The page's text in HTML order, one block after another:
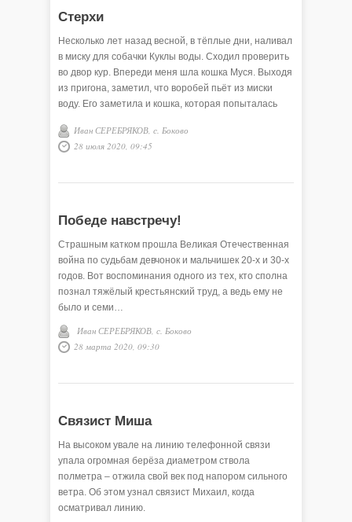
Стерхи
Несколько лет назад весной, в тёплые дни, наливал
в миску для собачки Куклы воды. Сходил проверить
во двор кур. Впереди меня шла кошка Муся. Выходя
из пригона, заметил, что воробей пьёт из миски
воду. Его заметила и кошка, которая попыталась
Иван СЕРЕБРЯКОВ, с. Боково
28 июля 2020, 09:45
Победе навстречу!
Страшным катком прошла Великая Отечественная
война по судьбам девчонок и мальчишек 20-х и 30-х
годов. Вот воспоминания одного из тех, кто сполна
познал тяжёлый крестьянский труд, а ведь ему не
было и семи…
Иван СЕРЕБРЯКОВ, с. Боково
28 марта 2020, 09:30
Связист Миша
На высоком увале на линию телефонной связи
упала огромная берёза диаметром ствола
полметра – отжила свой век под напором сильного
ветра. Об этом узнал связист Михаил, когда
осматривал линию.